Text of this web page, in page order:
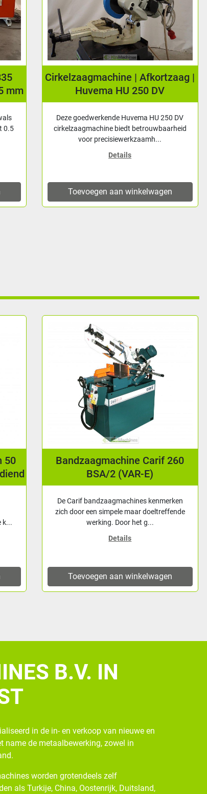
mm
0.5
Cirkelzaagmachine | Afkortzaag |
Huvema HU 250 DV
Deze goedwerkende Huvema HU 250 DV
cirkelzaagmachine biedt betrouwbaarheid
voor precisiewerkzaamh...
Details
Toevoegen aan winkelwagen
50
k...
Bandzaagmachine Carif 260
BSA/2 (VAR-E)
De Carif bandzaagmachines kenmerken
zich door een simpele maar doeltreffende
werking. Door het g...
Details
Toevoegen aan winkelwagen
B.V. IN
in de in- en verkoop van nieuwe en
name de metaalbewerking, zowel in
worden grotendeels zelf
als Turkije, China, Oostenrijk, Duitsland,